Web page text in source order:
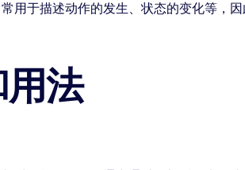
用于描述动作的发生、状态的变化等，
法